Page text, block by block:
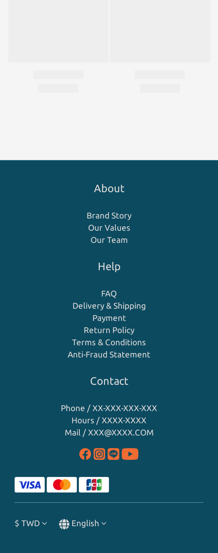
About
Brand Story
Our Values
Our Team
Help
FAQ
Delivery & Shipping
Payment
Return Policy
Terms & Conditions
Anti-Fraud Statement
Contact
Phone / XX-XXX-XXX-XXX
Hours / XXXX-XXXX
Mail / XXX@XXXX.COM
$ TWD English